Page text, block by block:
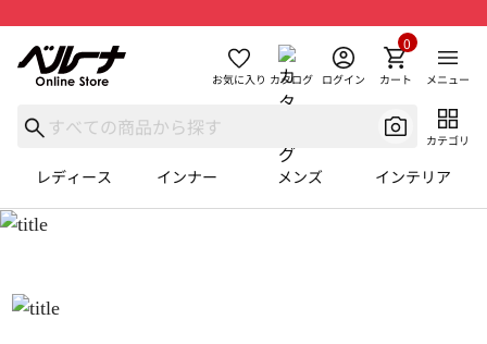
お気に入り カタログ ログイン カート
0
メニュー
カテゴリ
レディース インナー メンズ インテリア